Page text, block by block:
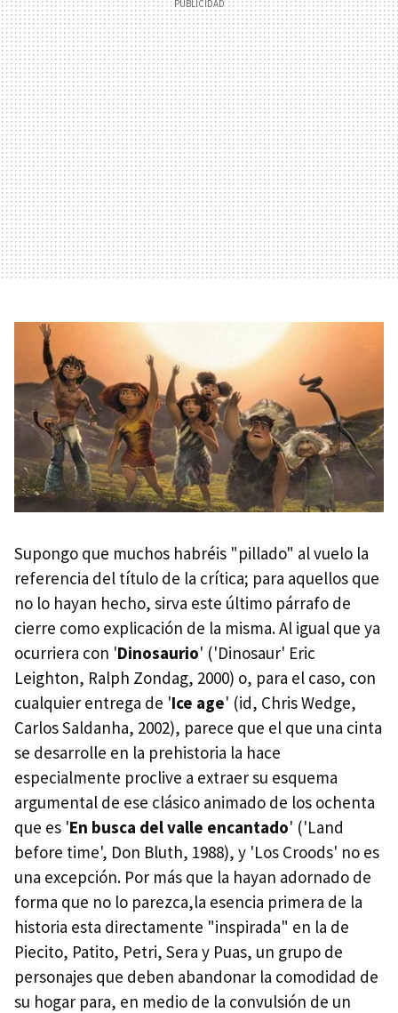
Supongo que muchos habréis "pillado" al vuelo la
referencia del título de la crítica; para aquellos que
no lo hayan hecho, sirva este último párrafo de
cierre como explicación de la misma. Al igual que ya
ocurriera con 'Dinosaurio' ('Dinosaur' Eric
Leighton, Ralph Zondag, 2000) o, para el caso, con
cualquier entrega de 'Ice age' (id, Chris Wedge,
Carlos Saldanha, 2002), parece que el que una cinta
se desarrolle en la prehistoria la hace
especialmente proclive a extraer su esquema
argumental de ese clásico animado de los ochenta
que es 'En busca del valle encantado' ('Land
before time', Don Bluth, 1988), y 'Los Croods' no es
una excepción. Por más que la hayan adornado de
forma que no lo parezca,la esencia primera de la
historia esta directamente "inspirada" en la de
Piecito, Patito, Petri, Sera y Puas, un grupo de
personajes que deben abandonar la comodidad de
su hogar para, en medio de la convulsión de un